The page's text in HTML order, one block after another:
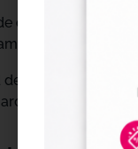
diseños digitales
su catálogo
diseños
y utilizarlo